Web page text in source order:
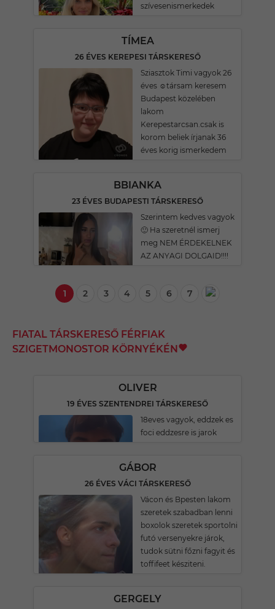
szívesenismerkedek
TÍMEA
26 ÉVES KEREPESI TÁRSKERESŐ
Sziasztok Timi vagyok 26
éves ☺️társam keresem
Budapest közelében
lakom
Kerepestarcsan.csak is
korom beliek írjanak 36
éves korig ismerkedem
BBIANKA
23 ÉVES BUDAPESTI TÁRSKERESŐ
Szerintem kedves vagyok
🙂 Ha szeretnél ismerj
meg NEM ÉRDEKELNEK
AZ ANYAGI DOLGAID!!!!
1 2 3 4 5 6 7
FIATAL TÁRSKERESŐ FÉRFIAK
SZIGETMONOSTOR KÖRNYÉKÉN
OLIVER
19 ÉVES SZENTENDREI TÁRSKERESŐ
18eves vagyok, eddzek es
foci eddzesre is jarok
GÁBOR
26 ÉVES VÁCI TÁRSKERESŐ
Vácon és Bpesten lakom
szeretek szabadban lenni
boxolok szeretek sportolni
futó versenyekre járok,
tudok sütni főzni fagyit és
toffifeet késziteni.
GERGELY